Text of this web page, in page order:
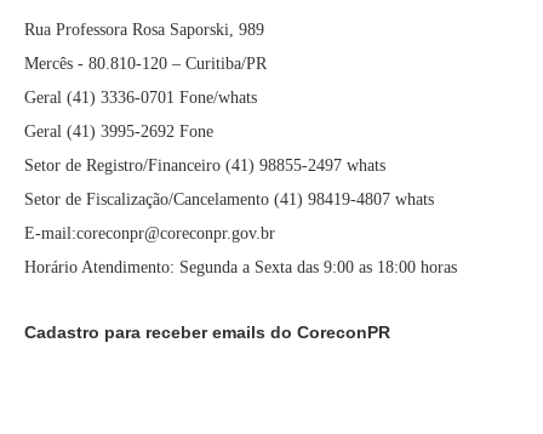
Rua Professora Rosa Saporski, 989
Mercês - 80.810-120 – Curitiba/PR
Geral (41) 3336-0701 Fone/whats
Geral (41) 3995-2692 Fone
Setor de Registro/Financeiro (41) 98855-2497 whats
Setor de Fiscalização/Cancelamento (41) 98419-4807 whats
E-mail:coreconpr@coreconpr.gov.br
Horário Atendimento: Segunda a Sexta das 9:00 as 18:00 horas
Cadastro para receber emails do CoreconPR